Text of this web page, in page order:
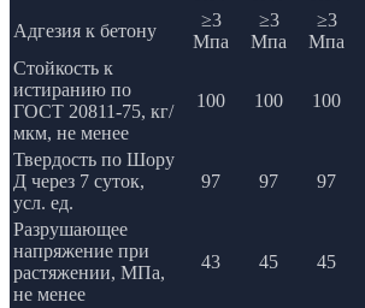
Адгезия к бетону
≥3
Мпа
≥3
Мпа
≥3
Мпа
Стойкость к
истиранию по
ГОСТ 20811-75, кг/
мкм, не менее
100 100 100
Твердость по Шору
Д через 7 суток,
усл. ед.
97 97 97
Разрушающее
напряжение при
растяжении, МПа,
не менее
43 45 45